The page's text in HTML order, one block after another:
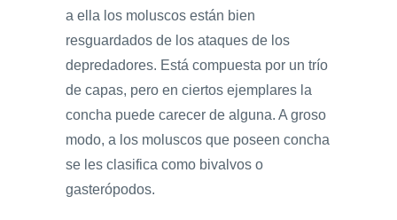
a ella los moluscos están bien
resguardados de los ataques de los
depredadores. Está compuesta por un trío
de capas, pero en ciertos ejemplares la
concha puede carecer de alguna. A groso
modo, a los moluscos que poseen concha
se les clasifica como bivalvos o
gasterópodos.